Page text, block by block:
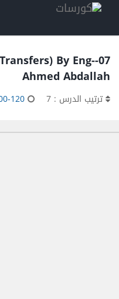
Transfers) By Eng-
Ahmed Abdallah
ترتيب الدرس : 7 120